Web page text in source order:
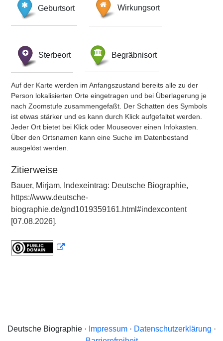
Geburtsort Wirkungsort
Sterbeort Begräbnisort
Auf der Karte werden im Anfangszustand bereits alle zu der
Person lokalisierten Orte eingetragen und bei Überlagerung je
nach Zoomstufe zusammengefaßt. Der Schatten des Symbols
ist etwas stärker und es kann durch Klick aufgefaltet werden.
Jeder Ort bietet bei Klick oder Mouseover einen Infokasten.
Über den Ortsnamen kann eine Suche im Datenbestand
ausgelöst werden.
Zitierweise
Bauer, Mirjam, Indexeintrag: Deutsche Biographie,
https://www.deutsche-
biographie.de/gnd1019359161.html#indexcontent
[07.08.2026].
Deutsche Biographie · Impressum· Datenschutzerklärung ·